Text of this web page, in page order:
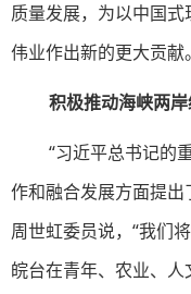
质量发展，为以中国
伟业作出新的更大贡献。
积极推动海峡两
“习近平总书记的
作和融合发展方面提
周世虹委员说，“我们
皖台在青年、农业、